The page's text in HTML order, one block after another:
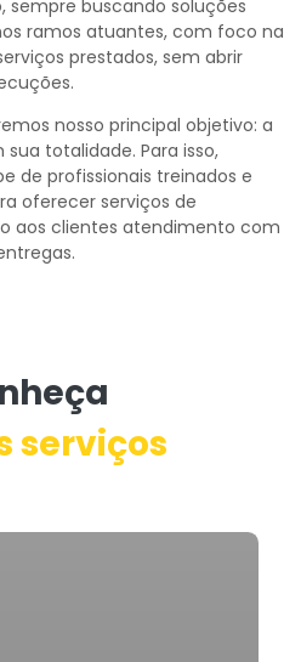
sempre buscando soluções
ramos atuantes, com foco na
prestados, sem abrir
nosso principal objetivo: a
totalidade. Para isso,
de profissionais treinados e
oferecer serviços de
aos clientes atendimento com
serviços